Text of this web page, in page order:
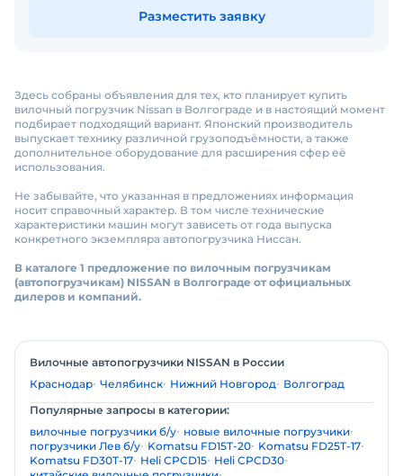
Разместить заявку
Здесь собраны объявления для тех, кто планирует купить
вилочный погрузчик Nissan в Волгограде и в настоящий момент
подбирает подходящий вариант. Японский производитель
выпускает технику различной грузоподъёмности, а также
дополнительное оборудование для расширения сфер её
использования.
Не забывайте, что указанная в предложениях информация
носит справочный характер. В том числе технические
характеристики машин могут зависеть от года выпуска
конкретного экземпляра автопогрузчика Ниссан.
В каталоге 1 предложение по вилочным погрузчикам
(автопогрузчикам) NISSAN в Волгограде от официальных
дилеров и компаний.
Вилочные автопогрузчики NISSAN в России
Краснодар Челябинск Нижний Новгород Волгоград
Популярные запросы в категории:
вилочные погрузчики б/у новые вилочные погрузчики
погрузчики Лев б/у Komatsu FD15T-20 Komatsu FD25T-17
Komatsu FD30T-17 Heli CPCD15 Heli CPCD30